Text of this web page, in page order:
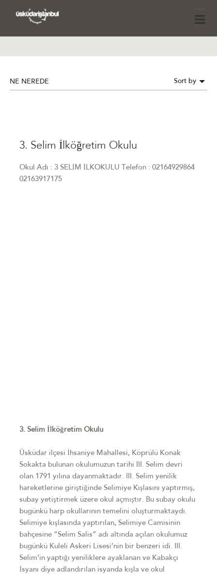
NE NEREDE Sort by
3. Selim İlköğretim Okulu
Okul Adı : 3 SELİM İLKOKULU Telefon : 02164929864
02163917175
3. Selim İlköğretim Okulu
Üsküdar ilçesi İhsaniye Mahallesi, Köprülü Konak
Sokakta bulunan okulumuzun tarihi III. Selim devri
olan 1791 yılına dayanmaktadır. III. Selim yenilik
hareketlerine giriştiğinde Selimiye Kışlasını yaptırmış,
subay yetiştirmek üzere okul açmıştır. Bu subay okulu
bugünkü harp okullarının temelini oluşturmaktaydı.
Selimiye kışlasında yaptırılan, Selimiye Camisinin
bahçesine “Selim Salis” adı altında açılan okulumuz
bugünkü Kuleli Askeri Lisesi’nin bir benzeri idi. III.
Selim’in yaptığı yeniliklere ayaklanan ve Kabakçı
İsyanı diye adlandırılan isyanda kışla ve okul